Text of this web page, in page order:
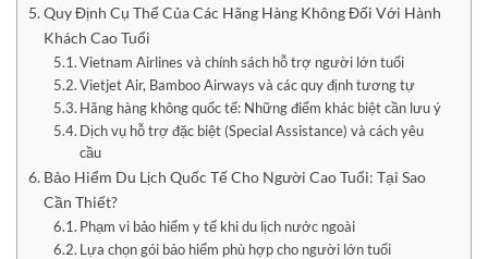
Quy Định Cụ Thể Của Các Hãng Hàng Không Đối Với Hành
Khách Cao Tuổi
Vietnam Airlines và chính sách hỗ trợ người lớn tuổi
Vietjet Air, Bamboo Airways và các quy định tương tự
Hãng hàng không quốc tế: Những điểm khác biệt cần lưu ý
Dịch vụ hỗ trợ đặc biệt (Special Assistance) và cách yêu
cầu
Bảo Hiểm Du Lịch Quốc Tế Cho Người Cao Tuổi: Tại Sao
Cần Thiết?
Phạm vi bảo hiểm y tế khi du lịch nước ngoài
Lựa chọn gói bảo hiểm phù hợp cho người lớn tuổi